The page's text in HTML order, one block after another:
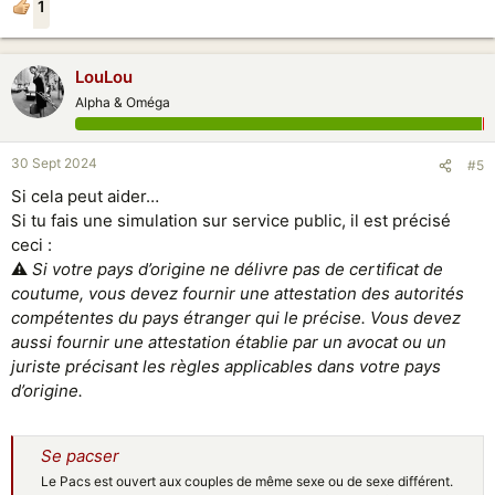
1
LouLou
Alpha & Oméga
30 Sept 2024 #5
Si cela peut aider…
Si tu fais une simulation sur service public, il est précisé
ceci :
⚠ Si votre pays d’origine ne délivre pas de certificat de
coutume, vous devez fournir une attestation des autorités
compétentes du pays étranger qui le précise. Vous devez
aussi fournir une attestation établie par un avocat ou un
juriste précisant les règles applicables dans votre pays
d’origine.
Se pacser
Le Pacs est ouvert aux couples de même sexe ou de sexe différent.